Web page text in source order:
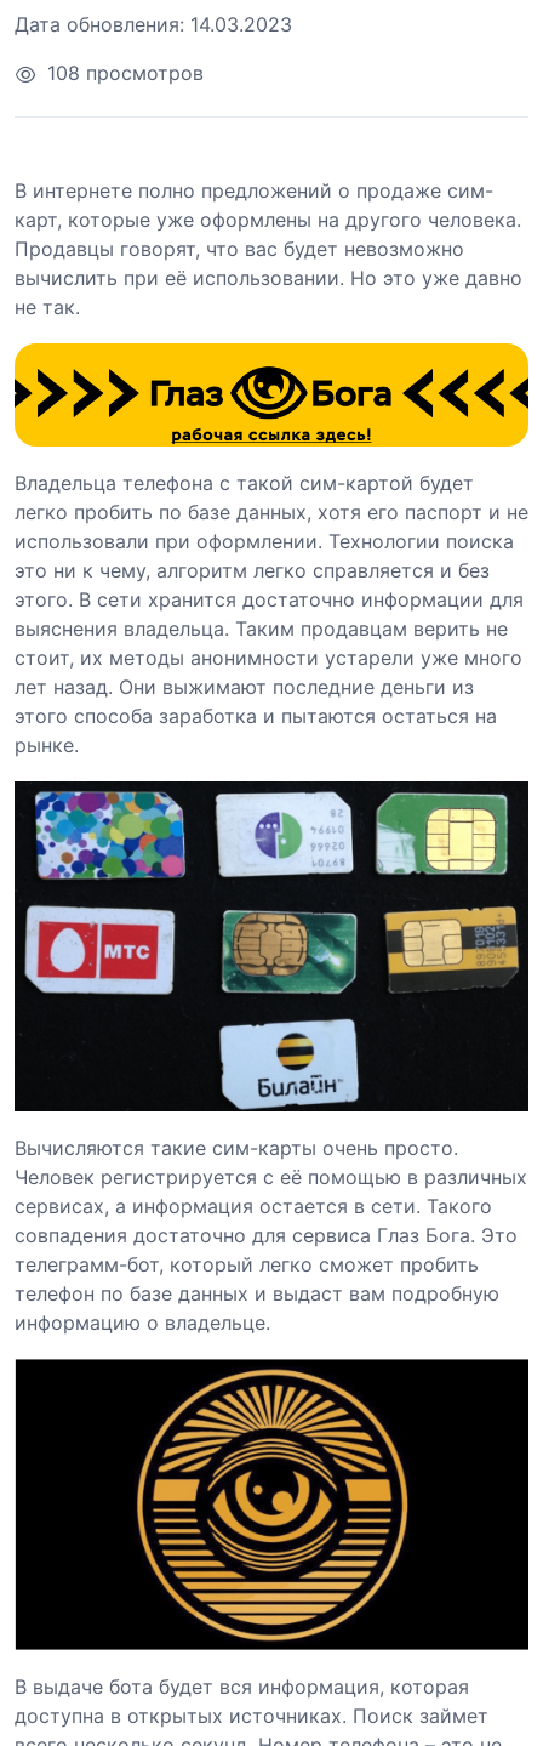
Дата обновления: 14.03.2023
108 просмотров
В интернете полно предложений о продаже сим-
карт, которые уже оформлены на другого человека.
Продавцы говорят, что вас будет невозможно
вычислить при её использовании. Но это уже давно
не так.
Владельца телефона с такой сим-картой будет
легко пробить по базе данных, хотя его паспорт и не
использовали при оформлении. Технологии поиска
это ни к чему, алгоритм легко справляется и без
этого. В сети хранится достаточно информации для
выяснения владельца. Таким продавцам верить не
стоит, их методы анонимности устарели уже много
лет назад. Они выжимают последние деньги из
этого способа заработка и пытаются остаться на
рынке.
Вычисляются такие сим-карты очень просто.
Человек регистрируется с её помощью в различных
сервисах, а информация остается в сети. Такого
совпадения достаточно для сервиса Глаз Бога. Это
телеграмм-бот, который легко сможет пробить
телефон по базе данных и выдаст вам подробную
информацию о владельце.
В выдаче бота будет вся информация, которая
доступна в открытых источниках. Поиск займет